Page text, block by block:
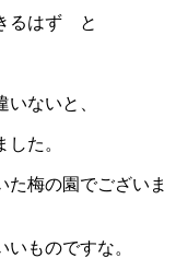
るはず と
ないと、
た。
た梅の園でございま
ものですな。